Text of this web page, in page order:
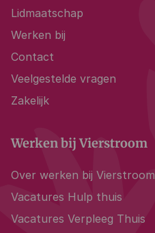
Lidmaatschap
Werken bij
Contact
Veelgestelde vragen
Zakelijk
Werken bij Vierstroom
Over werken bij Vierstroom
Vacatures Hulp thuis
Vacatures Verpleeg Thuis